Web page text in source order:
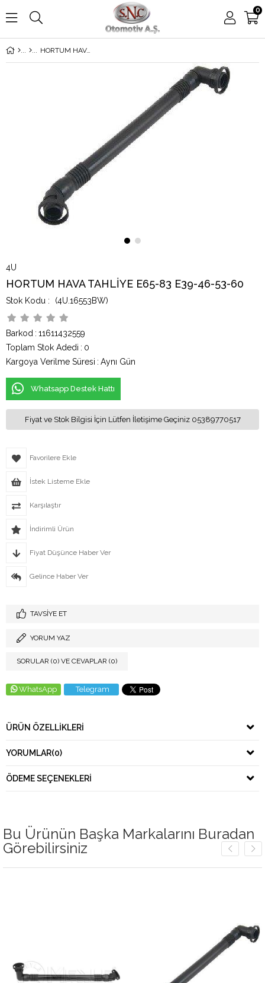
0
HORTUM HAVA TAHLİYE E65-83 E39-46-53-60
4U
HORTUM HAVA TAHLİYE E65-83 E39-46-53-60
(4U.16553BW)
Barkod : 11611432559
Toplam Stok Adedi : 0
Kargoya Verilme Süresi : Aynı Gün
Whatsapp Destek Hattı
Fiyat ve Stok Bilgisi İçin Lütfen İletişime Geçiniz 05389770517
Favorilere Ekle
İstek Listeme Ekle
Karşılaştır
İndirimli Ürün
Fiyat Düşünce Haber Ver
Gelince Haber Ver
TAVSIYE ET
YORUM YAZ
SORULAR (0) VE CEVAPLAR (0)
WhatsApp Telegram
ÜRÜN ÖZELLIKLERI
YORUMLAR(0)
ÖDEME SEÇENEKLERI
Bu Ürünün Başka Markalarını Buradan
Görebilirsiniz